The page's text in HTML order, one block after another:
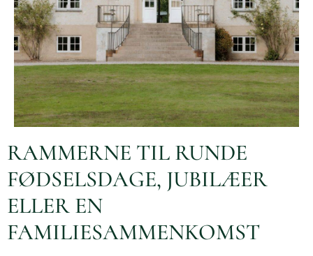
RAMMERNE TIL RUNDE
FØDSELSDAGE, JUBILÆER
ELLER EN
FAMILIESAMMENKOMST